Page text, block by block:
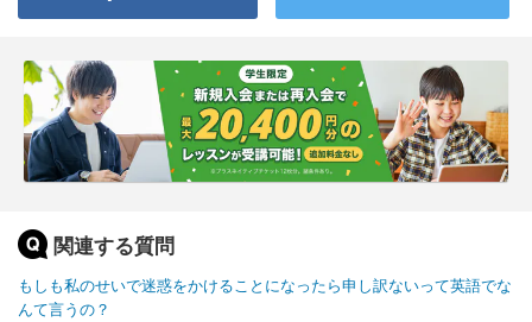
関連する質問
もしも私のせいで迷惑をかけることになったら申し訳ないって英語でな
んて言うの？